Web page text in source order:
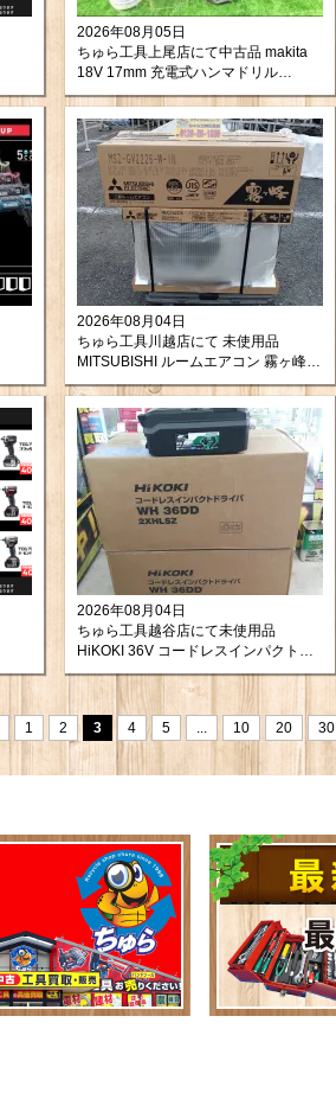
2026年08月05日
ちゅら工具上尾店にて中古品 makita
18V 17mm 充電式ハンマドリル
HR171DZKを買取させて頂きました。
2026年08月04日
ちゅら工具川越店にて 未使用品
MITSUBISHI ルームエアコン 霧ヶ峰
MSZ-GV2226-W-IN + MUCZ-G2226
を買取させて頂きました。
2026年08月04日
ちゅら工具越谷店にて未使用品
HiKOKI 36V コードレスインパクトド
ライバ WH36DD 2XHLSZ 10台を買取
させて頂きました！
1 2 3 4 5 ... 10 20 30